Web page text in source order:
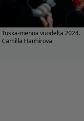
Tuska-menoa vuodelta 2024.
Camilla Hanhirova